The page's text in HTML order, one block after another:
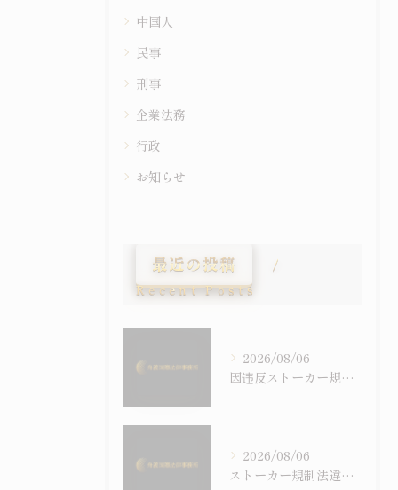
中国人
民事
刑事
企業法務
行政
お知らせ
最近の投稿
Recent Posts
2026/08/06
因违反ストーカー規制法（跟踪骚扰）被逮捕后会怎样——程序流程、刑罚与通过示谈争取不起诉
2026/08/06
ストーカー規制法違反で逮捕されたらどうなる？逮捕後の流れ・罰則・示談による不起訴の可能性